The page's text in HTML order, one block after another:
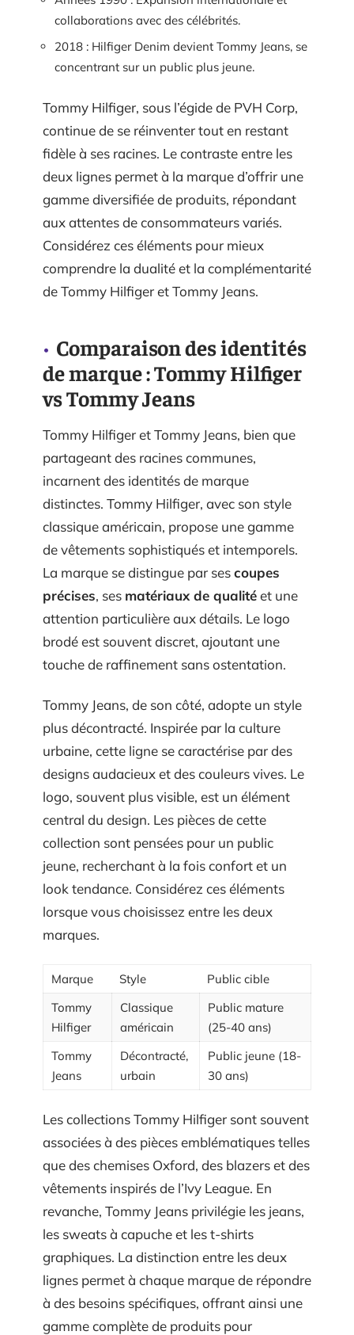
collaborations avec des célébrités.
2018 : Hilfiger Denim devient Tommy Jeans, se
concentrant sur un public plus jeune.
Tommy Hilfiger, sous l’égide de PVH Corp,
continue de se réinventer tout en restant
fidèle à ses racines. Le contraste entre les
deux lignes permet à la marque d’offrir une
gamme diversifiée de produits, répondant
aux attentes de consommateurs variés.
Considérez ces éléments pour mieux
comprendre la dualité et la complémentarité
de Tommy Hilfiger et Tommy Jeans.
Comparaison des identités
de marque : Tommy Hilfiger
vs Tommy Jeans
Tommy Hilfiger et Tommy Jeans, bien que
partageant des racines communes,
incarnent des identités de marque
distinctes. Tommy Hilfiger, avec son style
classique américain, propose une gamme
de vêtements sophistiqués et intemporels.
La marque se distingue par sescoupes
précises, ses matériaux de qualitéet une
attention particulière aux détails. Le logo
brodé est souvent discret, ajoutant une
touche de raffinement sans ostentation.
Tommy Jeans, de son côté, adopte un style
plus décontracté. Inspirée par la culture
urbaine, cette ligne se caractérise par des
designs audacieux et des couleurs vives. Le
logo, souvent plus visible, est un élément
central du design. Les pièces de cette
collection sont pensées pour un public
jeune, recherchant à la fois confort et un
look tendance. Considérez ces éléments
lorsque vous choisissez entre les deux
marques.
Marque Style
Public cible
Tommy
Hilfiger
Classique
américain
Public mature
(25-40 ans)
Tommy
Jeans
Décontracté,
urbain
Public jeune (18-
30 ans)
Les collections Tommy Hilfiger sont souvent
associées à des pièces emblématiques telles
que des chemises Oxford, des blazers et des
vêtements inspirés de l’Ivy League. En
revanche, Tommy Jeans privilégie les jeans,
les sweats à capuche et les t-shirts
graphiques. La distinction entre les deux
lignes permet à chaque marque de répondre
à des besoins spécifiques, offrant ainsi une
gamme complète de produits pour